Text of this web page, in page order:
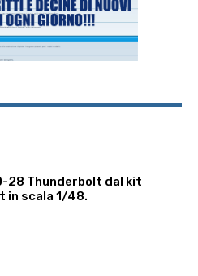
28 Thunderbolt dal kit
in scala 1/48.